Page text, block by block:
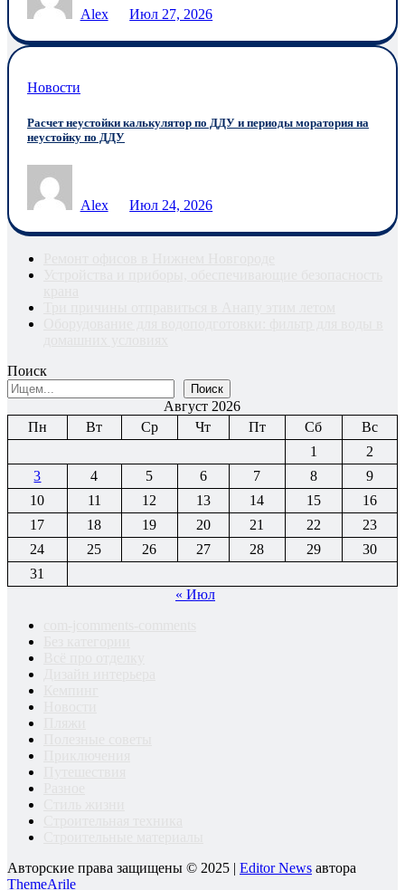
Alex Июл 27, 2026
Новости
Расчет неустойки калькулятор по ДДУ и периоды моратория на
неустойку по ДДУ
Alex Июл 24, 2026
Поиск
Поиск
Август 2026
Пн
Вт Ср Чт Пт Сб
Вс
1
2
3
4 5 6 7 8
9
10
11 12 13 14 15
16
17
18 19 20 21 22
23
24
25 26 27 28 29
30
31
« Июл
Авторские права защищены © 2025
Editor News автора
ThemeArile